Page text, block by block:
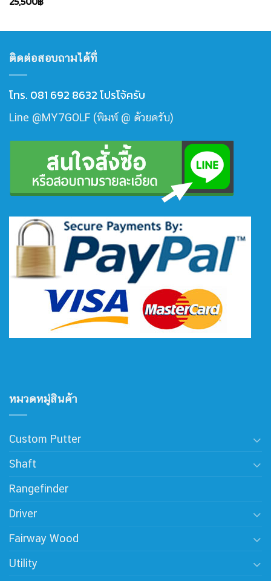
ติดต่อสอบถามได้ที่
โทร. 081 692 8632 โปรโจ้ครับ
Line @MY7GOLF (พิมพ์ @ ด้วยครับ)
หมวดหมู่สินค้า
Custom Putter
Shaft
Rangefinder
Driver
Fairway Wood
Utility